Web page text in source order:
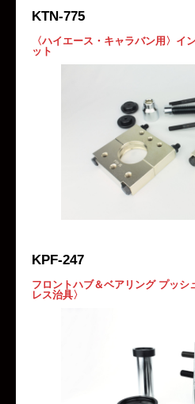
KTN-775
〈ハイエース・キャラバン用〉イ
ット
KPF-247
フロントハブ＆ベアリング プッシ
レス治具〉